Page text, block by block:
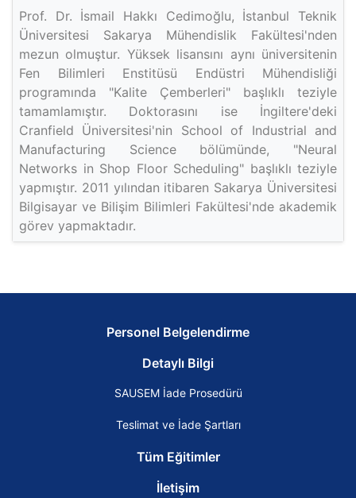
Prof. Dr. İsmail Hakkı Cedimoğlu, İstanbul Teknik
Üniversitesi Sakarya Mühendislik Fakültesi'nden
mezun olmuştur. Yüksek lisansını aynı üniversitenin
Fen Bilimleri Enstitüsü Endüstri Mühendisliği
programında "Kalite Çemberleri" başlıklı teziyle
tamamlamıştır. Doktorasını ise İngiltere'deki
Cranfield Üniversitesi'nin School of Industrial and
Manufacturing Science bölümünde, "Neural
Networks in Shop Floor Scheduling" başlıklı teziyle
yapmıştır. 2011 yılından itibaren Sakarya Üniversitesi
Bilgisayar ve Bilişim Bilimleri Fakültesi'nde akademik
görev yapmaktadır.
Personel Belgelendirme
Detaylı Bilgi
SAUSEM İade Prosedürü
Teslimat ve İade Şartları
Tüm Eğitimler
İletişim